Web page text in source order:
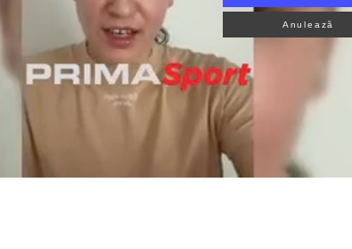
Anulează